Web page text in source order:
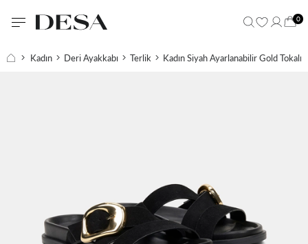
0
Kadın Deri Ayakkabı Terlik Kadın Siyah Ayarlanabilir Gold Tokalı